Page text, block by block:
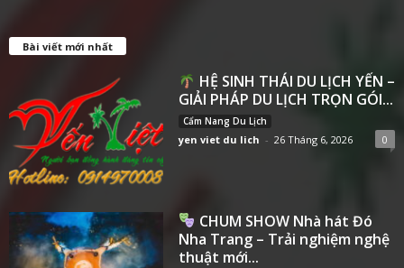
Bài viết mới nhất
HỆ SINH THÁI DU LỊCH YẾN –
GIẢI PHÁP DU LỊCH TRỌN GÓI...
Cẩm Nang Du Lịch
yen viet du lich - 26 Tháng 6, 2026 0
CHUM SHOW Nhà hát Đó
Nha Trang – Trải nghiệm nghệ
thuật mới...